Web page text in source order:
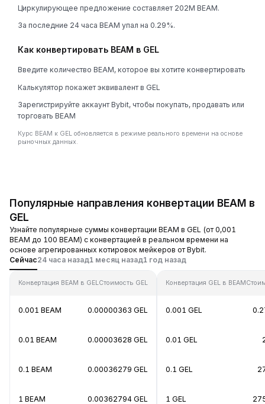
Циркулирующее предложение составляет 202M BEAM.
За последние 24 часа BEAM упал на 0.29%.
Как конвертировать BEAM в GEL
Введите количество BEAM, которое вы хотите конвертировать
Калькулятор покажет эквивалент в GEL
Зарегистрируйте аккаунт Bybit, чтобы покупать, продавать или
торговать BEAM
Курс BEAM к GEL обновляется в режиме реального времени на основе
рыночных данных.
Популярные направления конвертации BEAM в
GEL
Узнайте популярные суммы конвертации BEAM в GEL (от 0,001
BEAM до 100 BEAM) с конвертацией в реальном времени на
основе агрегированных котировок мейкеров от Bybit.
Сейчас24 часа назад1 месяц назад1 год назад
Конвертация BEAM в GELСтоимость GEL
0.001 BEAM 0.00000363 GEL
0.01 BEAM 0.00003628 GEL
0.1 BEAM 0.00036279 GEL
1 BEAM 0.00362794 GEL
Конвертация GEL в BEAM
0.001 GEL
0.01 GEL
0.1 GEL
1 GEL